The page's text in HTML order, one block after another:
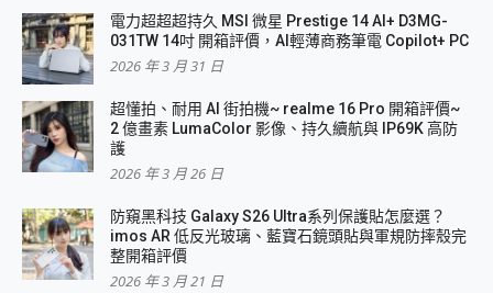
電力超超超持久 MSI 微星 Prestige 14 AI+ D3MG-
031TW 14吋 開箱評價，AI輕薄商務筆電 Copilot+ PC
2026 年 3 月 31 日
超懂拍、耐用 AI 街拍機~ realme 16 Pro 開箱評價~
2 億畫素 LumaColor 影像、持久續航與 IP69K 高防
護
2026 年 3 月 26 日
防窺黑科技 Galaxy S26 Ultra系列保護貼怎麼選？
imos AR 低反光玻璃、藍寶石鏡頭貼與軍規防摔殼完
整開箱評價
2026 年 3 月 21 日